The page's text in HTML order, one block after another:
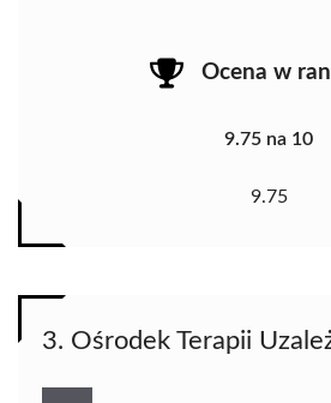
Ocena w
9.75 na 10
9.75
3. Ośrodek Terapii